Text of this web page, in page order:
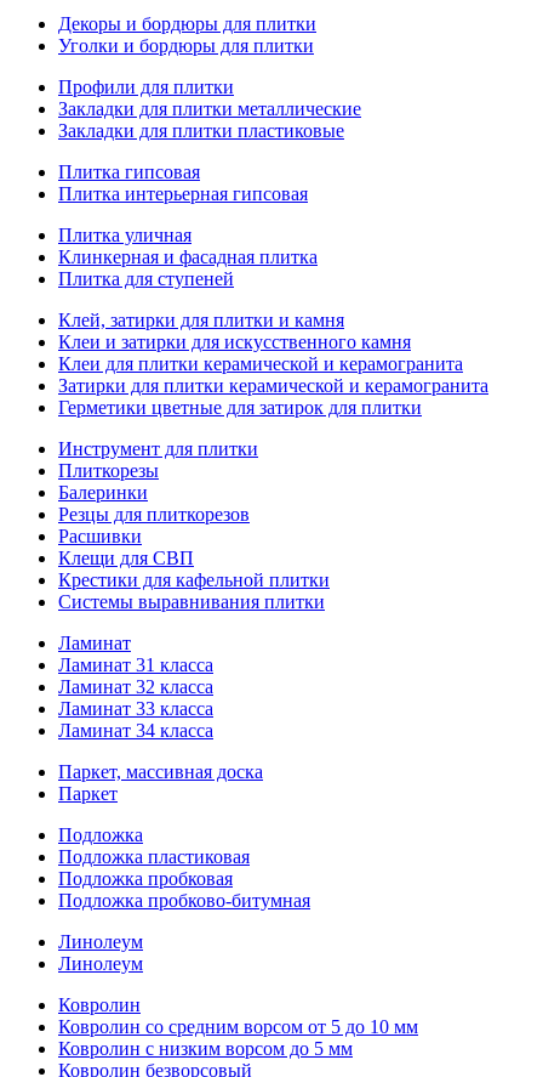
Декоры и бордюры для плитки
Уголки и бордюры для плитки
Профили для плитки
Закладки для плитки металлические
Закладки для плитки пластиковые
Плитка гипсовая
Плитка интерьерная гипсовая
Плитка уличная
Клинкерная и фасадная плитка
Плитка для ступеней
Клей, затирки для плитки и камня
Клеи и затирки для искусственного камня
Клеи для плитки керамической и керамогранита
Затирки для плитки керамической и керамогранита
Герметики цветные для затирок для плитки
Инструмент для плитки
Плиткорезы
Балеринки
Резцы для плиткорезов
Расшивки
Клещи для СВП
Крестики для кафельной плитки
Системы выравнивания плитки
Ламинат
Ламинат 31 класса
Ламинат 32 класса
Ламинат 33 класса
Ламинат 34 класса
Паркет, массивная доска
Паркет
Подложка
Подложка пластиковая
Подложка пробковая
Подложка пробково-битумная
Линолеум
Линолеум
Ковролин
Ковролин со средним ворсом от 5 до 10 мм
Ковролин с низким ворсом до 5 мм
Ковролин безворсовый